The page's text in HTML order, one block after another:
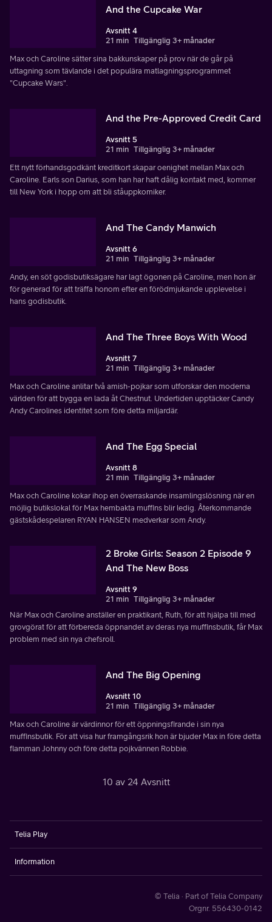
And the Cupcake War
Avsnitt 4
21 min Tillgänglig 3+ månader
Max och Caroline sätter sina bakkunskaper på prov när de går på
uttagning som tävlande i det populära matlagningsprogrammet
"Cupcake Wars".
And the Pre-Approved Credit Card
Avsnitt 5
21 min Tillgänglig 3+ månader
Ett nytt förhandsgodkänt kreditkort skapar oenighet mellan Max och
Caroline. Earls son Darius, som han har haft dålig kontakt med, kommer
till New York i hopp om att bli ståuppkomiker.
And The Candy Manwich
Avsnitt 6
21 min Tillgänglig 3+ månader
Andy, en söt godisbutiksägare har lagt ögonen på Caroline, men hon är
för generad för att träffa honom efter en förödmjukande upplevelse i
hans godisbutik.
And The Three Boys With Wood
Avsnitt 7
21 min Tillgänglig 3+ månader
Max och Caroline anlitar två amish-pojkar som utforskar den moderna
världen för att bygga en lada åt Chestnut. Undertiden upptäcker Candy
Andy Carolines identitet som före detta miljardär.
And The Egg Special
Avsnitt 8
21 min Tillgänglig 3+ månader
Max och Caroline kokar ihop en överraskande insamlingslösning när en
möjlig butikslokal för Max hembakta muffins blir ledig. Återkommande
gästskådespelaren RYAN HANSEN medverkar som Andy.
2 Broke Girls: Season 2 Episode 9
And The New Boss
Avsnitt 9
21 min Tillgänglig 3+ månader
När Max och Caroline anställer en praktikant, Ruth, för att hjälpa till med
grovgörat för att förbereda öppnandet av deras nya muffinsbutik, får Max
problem med sin nya chefsroll.
And The Big Opening
Avsnitt 10
21 min Tillgänglig 3+ månader
Max och Caroline är värdinnor för ett öppningsfirande i sin nya
muffinsbutik. För att visa hur framgångsrik hon är bjuder Max in före detta
flamman Johnny och före detta pojkvännen Robbie.
10 av 24 Avsnitt
Telia Play
Information
© Telia · Part of Telia Company
Orgnr. 556430-0142